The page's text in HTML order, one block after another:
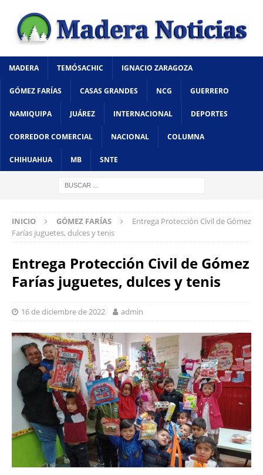
MADERA TEMÓSACHIC IGNACIO ZARAGOZA
GÓMEZ FARÍAS CASAS GRANDES NCG GUERRERO
NAMIQUIPA JUÁREZ INTERNACIONAL DEPORTES
CORREDOR COMERCIAL NACIONAL COLUMNA
CHIHUAHUA MB SNTE
INICIO GÓMEZ FARÍAS
Entrega Protección Civil de Gómez
Farías juguetes, dulces y tenis
Entrega Protección Civil de Gómez
Farías juguetes, dulces y tenis
16 de diciembre de 2022 admin